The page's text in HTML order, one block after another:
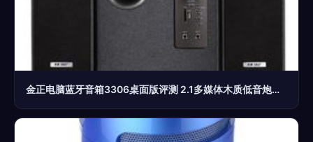
金正电脑蓝牙音箱3306桌面版评测 2.1多媒体木质低音炮，家庭娱乐新选择